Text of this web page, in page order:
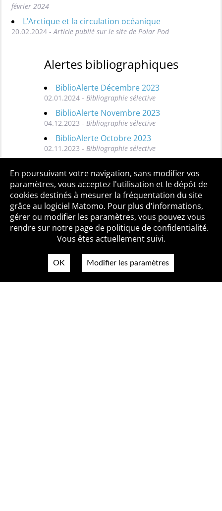
février 2024
L’Arctique et la circulation océanique
20.02.2024 - Article publié sur le site de Polar Pod
Alertes bibliographiques
BiblioAlerte Décembre 2023
02.01.2024 - Bibliographie sélective
BiblioAlerte Novembre 2023
04.12.2023 - Bibliographie sélective
BiblioAlerte Octobre 2023
02.11.2023 - Bibliographie sélective
Toutes les BiblioAlertes
Qui sommes-nous ? Mentions légales
Accessibilité
Politique de confidentialité
Contact
En poursuivant votre navigation, sans modifier vos
paramètres, vous acceptez l'utilisation et le dépôt de
cookies destinés à mesurer la fréquentation du site
grâce au logiciel Matomo. Pour plus d'informations,
gérer ou modifier les paramètres, vous pouvez vous
rendre sur notre page de politique de confidentialité.
Vous êtes actuellement suivi.
OK Modifier les paramètres